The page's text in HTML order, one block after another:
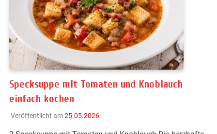
Specksuppe mit Tomaten und Knoblauch
einfach kochen
Veröffentlicht am25.05.2026